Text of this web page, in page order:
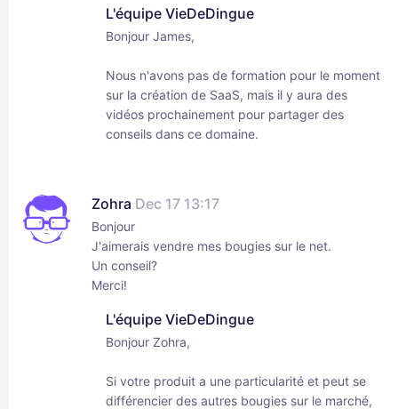
L'équipe VieDeDingue
Bonjour James,
Nous n'avons pas de formation pour le moment
sur la création de SaaS, mais il y aura des
vidéos prochainement pour partager des
conseils dans ce domaine.
Zohra Dec 17 13:17
Bonjour
J'aimerais vendre mes bougies sur le net.
Un conseil?
Merci!
L'équipe VieDeDingue
Bonjour Zohra,
Si votre produit a une particularité et peut se
différencier des autres bougies sur le marché,